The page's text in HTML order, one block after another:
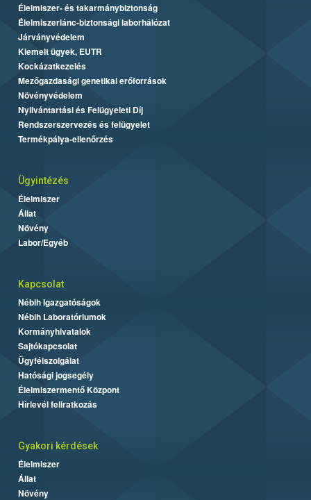
Élelmiszer- és takarmánybiztonság
Élelmiszerlánc-biztonsági laborhálózat
Járványvédelem
Kiemelt ügyek, EUTR
Kockázatkezelés
Mezőgazdasági genetikai erőforrások
Növényvédelem
Nyilvántartási és Felügyeleti Díj
Rendszerszervezés és felügyelet
Termékpálya-ellenőrzés
Ügyintézés
Élelmiszer
Állat
Növény
Labor/Egyéb
Kapcsolat
Nébih Igazgatóságok
Nébih Laboratóriumok
Kormányhivatalok
Sajtókapcsolat
Ügyfélszolgálat
Hatósági jogsegély
Élelmiszermentő Központ
Hírlevél feliratkozás
Gyakori kérdések
Élelmiszer
Állat
Növény